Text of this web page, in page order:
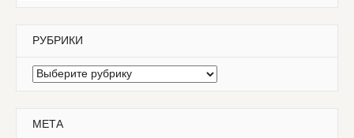
РУБРИКИ
Рубрики
МЕТА